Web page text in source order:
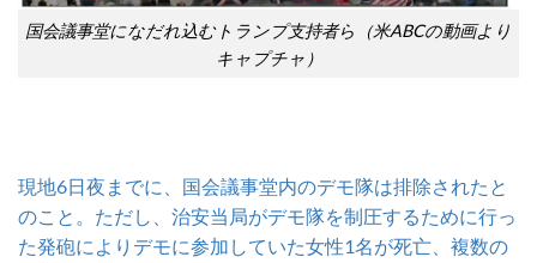
国会議事堂になだれ込むトランプ支持者ら（米ABCの動画より
キャプチャ）
現地6日夜までに、国会議事堂内のデモ隊は排除されたと
のこと。ただし、治安当局がデモ隊を制圧するために行っ
た発砲によりデモに参加していた女性1名が死亡、複数の